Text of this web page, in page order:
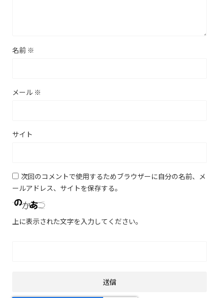
名前 ※
メール ※
サイト
次回のコメントで使用するためブラウザーに自分の名前、メ
ールアドレス、サイトを保存する。
上に表示された文字を入力してください。